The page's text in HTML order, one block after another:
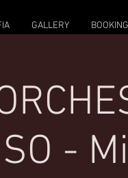
GALLERY BOOKING
-